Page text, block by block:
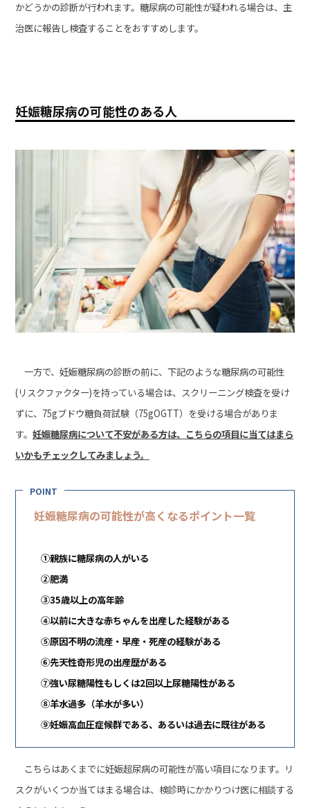
かどうかの診断が行われます。糖尿病の可能性が疑われる場合は、主
治医に報告し検査することをおすすめします。
妊娠糖尿病の可能性のある人
一方で、妊娠糖尿病の診断の前に、下記のような糖尿病の可能性
(リスクファクター)を持っている場合は、 スクリーニング検査を受け
ずに、75gブドウ糖負荷試験（75gOGTT）を受ける場合がありま
す。 妊娠糖尿病について不安がある方は、こちらの項目に当てはまら
いかもチェックしてみましょう。
妊娠糖尿病の可能性が高くなるポイント一覧
①親族に糖尿病の人がいる
②肥満
③35歳以上の高年齢
④以前に大きな赤ちゃんを出産した経験がある
⑤原因不明の流産・早産・死産の経験がある
⑥先天性奇形児の出産歴がある
⑦強い尿糖陽性もしくは2回以上尿糖陽性がある
⑧羊水過多（羊水が多い）
⑨妊娠高血圧症候群である、あるいは過去に既往がある
こちらはあくまでに妊娠超尿病の可能性が高い項目になります。リ
スクがいくつか当てはまる場合は、検診時にかかりつけ医に相談する